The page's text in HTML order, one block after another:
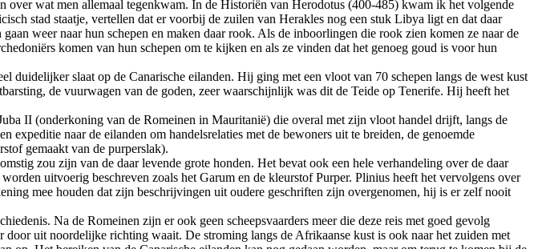
over wat men allemaal tegenkwam. In de Historiën van Herodotus (400-485) kwam ik het volgende
stad staatje, vertellen dat er voorbij de zuilen van Herakles nog een stuk Libya ligt en dat daar
weer naar hun schepen en maken daar rook. Als de inboorlingen die rook zien komen ze naar de
komen van hun schepen om te kijken en als ze vinden dat het genoeg goud is voor hun
duidelijker slaat op de Canarische eilanden. Hij ging met een vloot van 70 schepen langs de west kust
de vuurwagen van de goden, zeer waarschijnlijk was dit de Teide op Tenerife. Hij heeft het
II (onderkoning van de Romeinen in Mauritanië) die overal met zijn vloot handel drijft, langs de
naar de eilanden om handelsrelaties met de bewoners uit te breiden, de genoemde
gemaakt van de purperslak).
zou zijn van de daar levende grote honden. Het bevat ook een hele verhandeling over de daar
uitvoerig beschreven zoals het Garum en de kleurstof Purper. Plinius heeft het vervolgens over
mee houden dat zijn beschrijvingen uit oudere geschriften zijn overgenomen, hij is er zelf nooit
Na de Romeinen zijn er ook geen scheepsvaarders meer die deze reis met goed gevolg
uit noordelijke richting waait. De stroming langs de Afrikaanse kust is ook naar het zuiden met